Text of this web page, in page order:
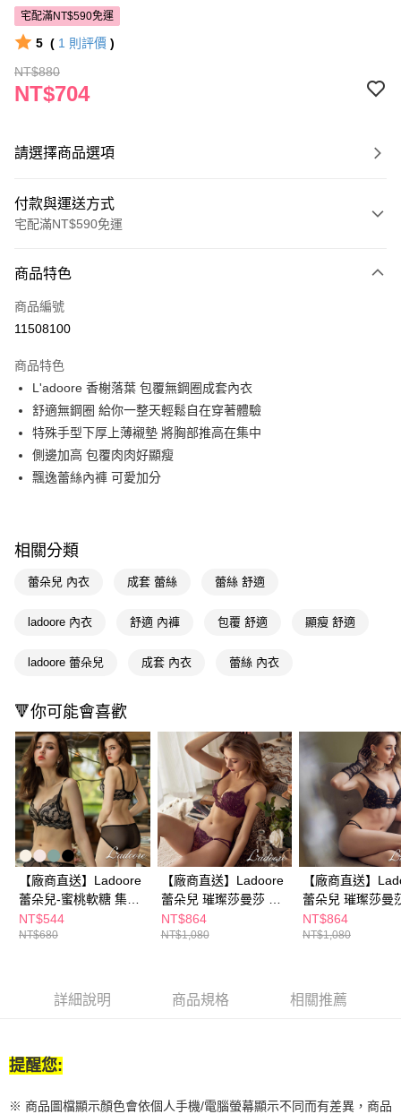
宅配滿NT$590免運
5 ( 1 則評價 )
NT$880
NT$704
請選擇商品選項
付款與運送方式
宅配滿NT$590免運
POYA支付
信用卡一次付款
Apple Pay
街口支付
悠遊付
Google Pay
【關於「AFTEE先享後付」】
AFTEE先享後付是「在收到商品之後才付款」的支付方式。 讓您購物簡單
便利好安心！
２．便利：只要手機號碼，簡訊認證，即可結帳。
【「AFTEE先享後付」結帳流程】
結帳頁面，進行簡訊認證並確認金額後，即可完成結帳。
２．訂單成立數日內，您將收到繳費通知簡訊。
３．收到繳費通知簡訊後14天內，點擊此簡訊中的連結，可透過四大超商／
ATM／網路銀行／等多元方式進行付款，方視為交易完成。
※ 請注意：結帳手續完成當下不需立刻繳費，但若您需要取消訂單，請聯絡
購買商品的店家。未經商家同意取消之訂單仍視為有效，需透過AFTEE先享
後付繳納相關費用。
※ 交易是否成功請以「AFTEE先享後付 」之結帳頁面顯示為準，若有關於
是否繳費成功／繳費後需取消欲退款等相關疑問，請聯繫「AFTEE先享後付
客戶支援中心」https://netprotections.freshdesk.com/support/home
【注意事項】
１．透過由恩沛科技股份有限公司提供之「AFTEE先享後付」服務完成之交
易，需依本服務之必要範圍內提供個人資料，並將交易相關給付款項請求債
權轉讓予恩沛科技股份有限公司。
「AFTEE先享後付」，若未經同意申辦者引起之損失，本公司不負相關責
請求用戶進行身份認證。
５．嚴禁一人註冊多個帳號或使用他人資訊註冊。若發現惡意使用之情形，
運送方式
商品特色
商品編號
11508100
商品特色
L'adoore 香榭落葉 包覆無鋼圈成套內衣
舒適無鋼圈 給你一整天輕鬆自在穿著體驗
特殊手型下厚上薄襯墊 將胸部推高在集中
側邊加高 包覆肉肉好顯瘦
飄逸蕾絲內褲 可愛加分
相關分類
蕾朵兒 內衣 成套 蕾絲 蕾絲 舒適
ladoore 內衣 舒適 內褲 包覆 舒適 顯瘦 舒適
ladoore 蕾朵兒 成套 內衣 蕾絲 內衣
🔻你可能會喜歡
【廠商直送】Ladoore
蕾朵兒-蜜桃軟糖 集中
無鋼圈成套內衣
NT$544
NT$680
【廠商直送】Ladoore
蕾朵兒 璀璨莎曼莎 奢
華蕾絲無鋼圈成套內衣
NT$864
NT$1,080
【廠商直送】
蕾朵兒 璀璨莎曼
華蕾絲無鋼圈成
NT$864
NT$1,080
詳細說明 商品規格 相關推薦
提醒您:
※ 商品圖檔顯示顏色會依個人手機/電腦螢幕顯示不同而有差異，商品